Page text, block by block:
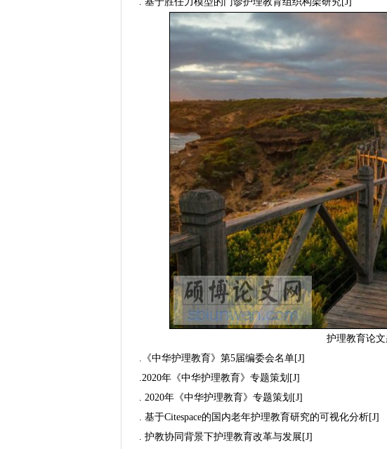
护理教育论
.《中华护理教育》第5届编委会名单[J]
.2020年《中华护理教育》专题策划[J]
. 2020年《中华护理教育》专题策划[J]
. 基于Citespace的国内老年护理教育研究的可视化分析[J]
. 护教协同背景下护理教育改革与发展[J]